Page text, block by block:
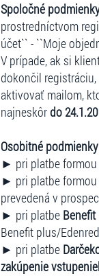
Spoločné
prostredníctvom
účet`` - ``Moje
V prípade, ak si
dokončil
aktivovať mailom,
najneskôrdo
Osobitné
► pri platbe formou
► pri platbe formou
prevedená v
► pri platbe
Benefit plus/
► pri platbe
zakúpenie